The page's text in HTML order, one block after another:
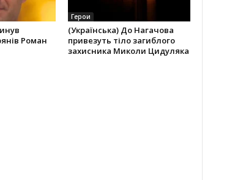
Роман
Герои
(Українська) До Нагачова
привезуть тіло загиблого
захисника Миколи Цидуляка